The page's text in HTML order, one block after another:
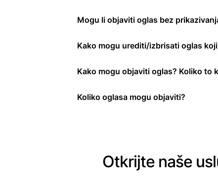
Mogu li objaviti oglas bez
Kako mogu urediti/izbrisati oglas
Kako mogu objaviti oglas? Koliko to
Koliko oglasa mogu objaviti?
Otkrijte naše